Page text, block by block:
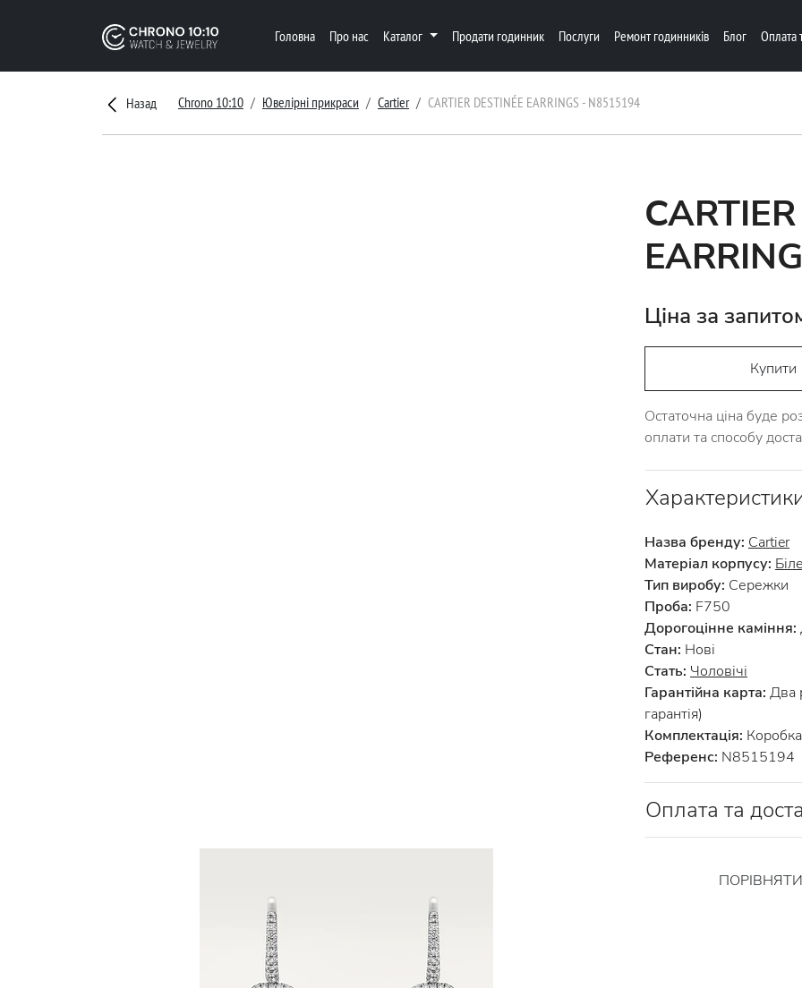
Головна Про нас Каталог Продати годинник Послуги Ремонт годинників Блог Оплата
Назад Chrono 10:10 Ювелірні прикраси Cartier CARTIER DESTINÉE EARRINGS - N8515194
Ціна за
Купити
Остаточна ціна буде
оплати та способу
Назва бренду: Cartier
Матеріал корпусу:
Тип виробу: Сережки
Проба: F750
Дорогоцінне каміння:
Стан: Нові
Стать: Чоловічі
Гарантійна карта: Два
гарантія)
Комплектація:
Референс: N8515194
Оплата та
ПОРІВНЯТИ